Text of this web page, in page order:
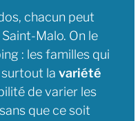
chacun peut
Malo. On le
: les familles qui
la variété
de varier les
que ce soit